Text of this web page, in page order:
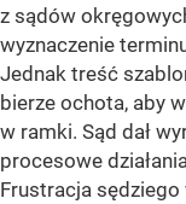
z sądów
wyznaczenie
Jednak treść
bierze ochota, aby
w ramki. Sąd dał
procesowe
Frustracja sędziego